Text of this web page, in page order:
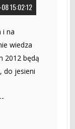
15:02:12
i na
wiedza
2012 będą
do jesieni